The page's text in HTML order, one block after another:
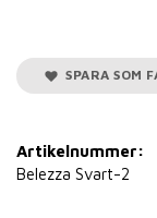
SPARA SOM
Artikelnummer:
Belezza Svart-2